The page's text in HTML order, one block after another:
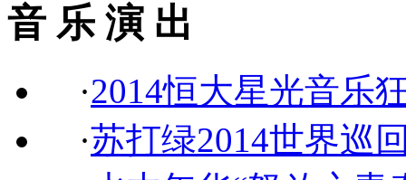
音 乐 演 出
·2014恒大星光音乐
·苏打绿2014世界巡